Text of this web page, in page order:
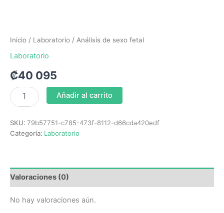
Inicio / Laboratorio / Análisis de sexo fetal
Laboratorio
₡40 095
Añadir al carrito
SKU: 79b57751-c785-473f-8112-d66cda420edf
Categoría: Laboratorio
Valoraciones (0)
No hay valoraciones aún.